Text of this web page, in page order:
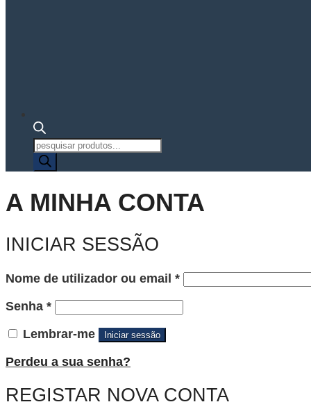
Pesquisa
de
produtos
A MINHA CONTA
INICIAR SESSÃO
Nome de utilizador ou email *Obrigatório
Senha *Obrigatório
Lembrar-me Iniciar sessão
Perdeu a sua senha?
REGISTAR NOVA CONTA